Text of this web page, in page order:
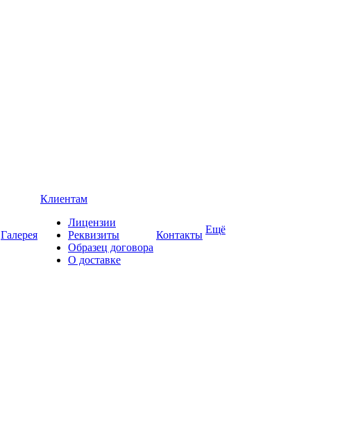
Галерея
Клиентам
Лицензии
Реквизиты
Образец договора
О доставке
Контакты Ещё